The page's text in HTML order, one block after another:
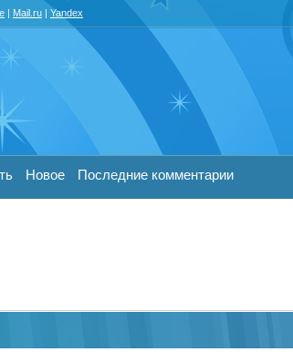
| Mail.ru | Yandex
Новое Последние комментарии